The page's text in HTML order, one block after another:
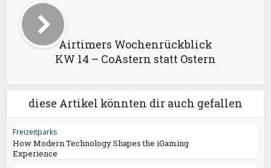
Airtimers Wochenrückblick
KW 14 – CoAstern statt Ostern
diese Artikel könnten dir auch gefallen
Freizeitparks
How Modern Technology Shapes the iGaming
Experience